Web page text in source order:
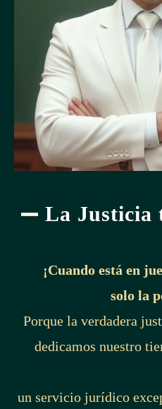
La Justicia
¡Cuando está en
solo la
Porque la verdadera
dedicamos nuestro
un servicio jurídico